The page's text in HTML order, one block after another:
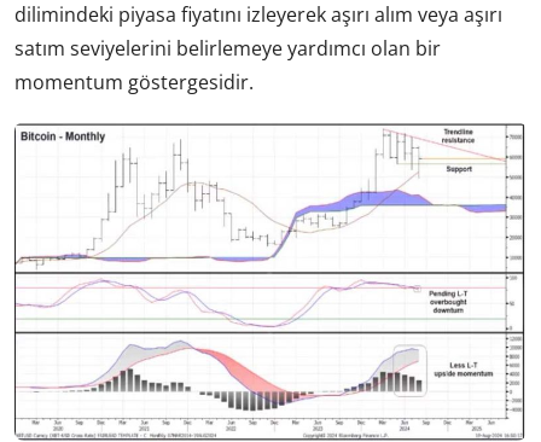
dilimindeki piyasa fiyatını izleyerek aşırı alım veya aşırı
satım seviyelerini belirlemeye yardımcı olan bir
momentum göstergesidir.